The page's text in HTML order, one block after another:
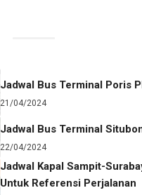
Jadwal Bus Terminal Poris
21/04/2024
Jadwal Bus Terminal
22/04/2024
Jadwal Kapal Sampit-
Untuk Referensi Perjalanan